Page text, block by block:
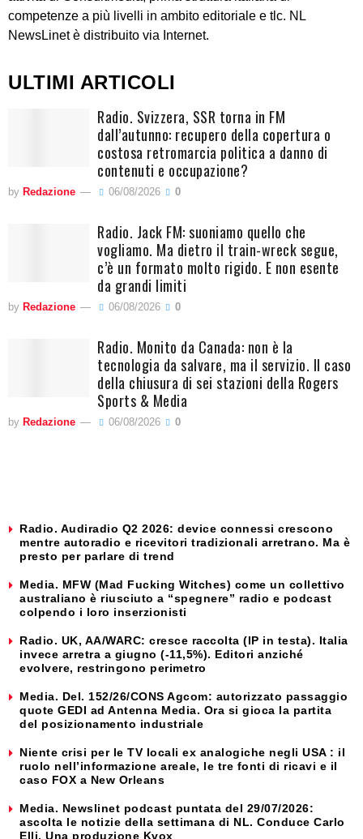
competenze a più livelli in ambito editoriale e tlc. NL
NewsLinet è distribuito via Internet.
ULTIMI ARTICOLI
Radio. Svizzera, SSR torna in FM
dall’autunno: recupero della copertura o
costosa retromarcia politica a danno di
contenuti e occupazione?
by Redazione 06/08/2026 0
Radio. Jack FM: suoniamo quello che
vogliamo. Ma dietro il train-wreck segue,
c’è un formato molto rigido. E non esente
da grandi limiti
by Redazione 06/08/2026 0
Radio. Monito da Canada: non è la
tecnologia da salvare, ma il servizio. Il caso
della chiusura di sei stazioni della Rogers
Sports & Media
by Redazione 06/08/2026 0
Radio. Audiradio Q2 2026: device connessi crescono
mentre autoradio e ricevitori tradizionali arretrano. Ma è
presto per parlare di trend
Media. MFW (Mad Fucking Witches) come un collettivo
australiano è riusciuto a “spegnere” radio e podcast
colpendo i loro inserzionisti
Radio. UK, AA/WARC: cresce raccolta (IP in testa). Italia
invece arretra a giugno (-11,5%). Editori anziché
evolvere, restringono perimetro
Media. Del. 152/26/CONS Agcom: autorizzato passaggio
quote GEDI ad Antenna Media. Ora si gioca la partita
del posizionamento industriale
Niente crisi per le TV locali ex analogiche negli USA : il
ruolo nell’informazione areale, le tre fonti di ricavi e il
caso FOX a New Orleans
Media. Newslinet podcast puntata del 29/07/2026:
ascolta le notizie della settimana di NL. Conduce Carlo
Elli. Una produzione Kvox